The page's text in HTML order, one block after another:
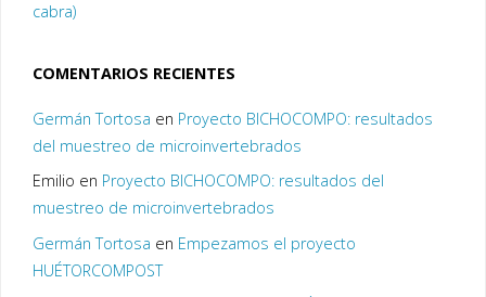
cabra)
COMENTARIOS RECIENTES
Germán Tortosa en Proyecto BICHOCOMPO: resultados
del muestreo de microinvertebrados
Emilio en Proyecto BICHOCOMPO: resultados del
muestreo de microinvertebrados
Germán Tortosa en Empezamos el proyecto
HUÉTORCOMPOST